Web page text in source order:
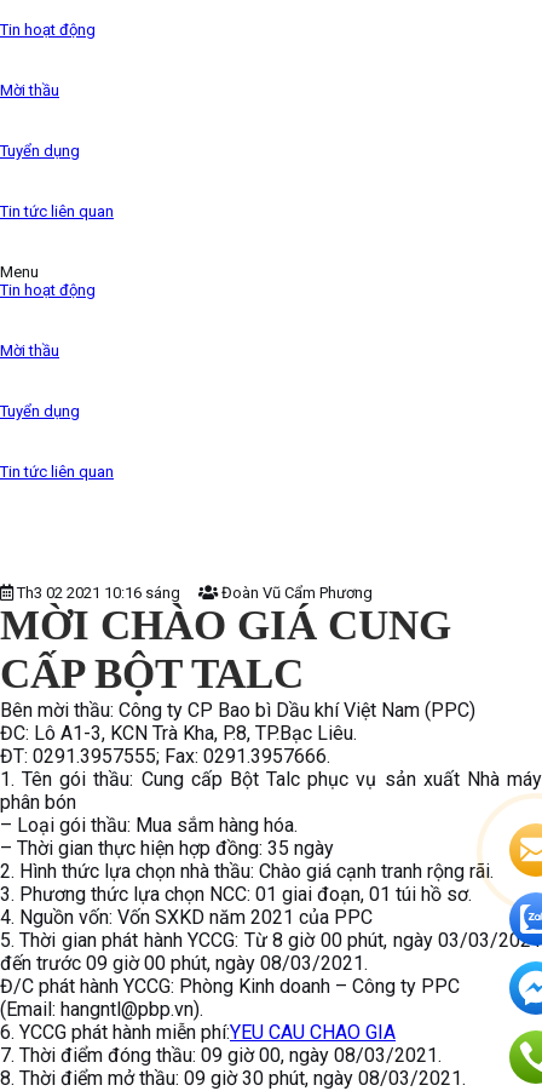
the 1500s,
Tin hoạt động
Mời thầu
Tuyển dụng
Tin tức liên quan
Menu
Tin hoạt động
Mời thầu
Tuyển dụng
Tin tức liên quan
Th3 02 2021 10:16 sáng Đoàn Vũ Cẩm Phương
MỜI CHÀO GIÁ CUNG
CẤP BỘT TALC
Bên mời thầu: Công ty CP Bao bì Dầu khí Việt Nam (PPC)
ĐC: Lô A1-3, KCN Trà Kha, P.8, TP.Bạc Liêu.
ĐT: 0291.3957555; Fax: 0291.3957666.
1. Tên gói thầu: Cung cấp Bột Talc phục vụ sản xuất Nhà máy
phân bón
– Loại gói thầu: Mua sắm hàng hóa.
– Thời gian thực hiện hợp đồng: 35 ngày
2. Hình thức lựa chọn nhà thầu: Chào giá cạnh tranh rộng rãi.
3. Phương thức lựa chọn NCC: 01 giai đoạn, 01 túi hồ sơ.
4. Nguồn vốn: Vốn SXKD năm 2021 của PPC
5. Thời gian phát hành YCCG: Từ 8 giờ 00 phút, ngày 03/03/2021
đến trước 09 giờ 00 phút, ngày 08/03/2021.
Đ/C phát hành YCCG: Phòng Kinh doanh – Công ty PPC
(Email: hangntl@pbp.vn).
6. YCCG phát hành miễn phí:YEU CAU CHAO GIA
7. Thời điểm đóng thầu: 09 giờ 00, ngày 08/03/2021.
8. Thời điểm mở thầu: 09 giờ 30 phút, ngày 08/03/2021.